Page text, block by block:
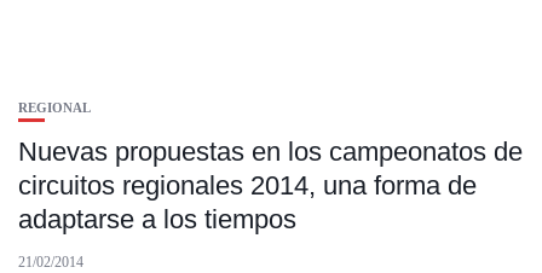
REGIONAL
Nuevas propuestas en los campeonatos de
circuitos regionales 2014, una forma de
adaptarse a los tiempos
21/02/2014